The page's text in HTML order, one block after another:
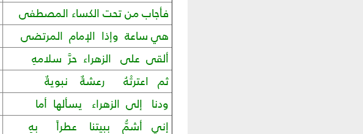
فأجاب من تحت الكساء المصطفى
هي ساعة وإذا الإمام المرتضى
ألقى على الزهراء حرَّ سلامهِ
ثم اعترتْهُ رعشةٌ نبويةٌ
ودنا إلى الزهراء يسألها أما
إني أشمُّ ببيتنا عطراً بهِ